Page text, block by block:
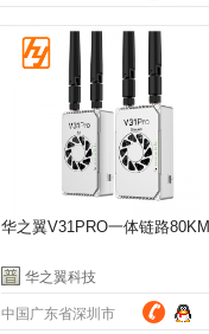
华之翼V31PRO一体链路80KM
华之翼科技
中国广东省深圳市